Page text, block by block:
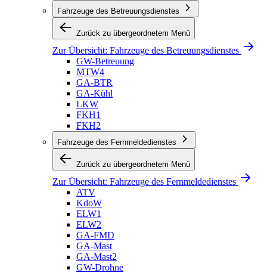
Fahrzeuge des Betreuungsdienstes
Zurück zu übergeordnetem Menü
Zur Übersicht: Fahrzeuge des Betreuungsdienstes
GW-Betreuung
MTW4
GA-BTR
GA-Kühl
LKW
FKH1
FKH2
Fahrzeuge des Fernmeldedienstes
Zurück zu übergeordnetem Menü
Zur Übersicht: Fahrzeuge des Fernmeldedienstes
ATV
KdoW
ELW1
ELW2
GA-FMD
GA-Mast
GA-Mast2
GW-Drohne